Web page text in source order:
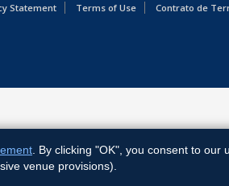
Statement Terms of Use
Contrato de
. By clicking "OK", you consent to our
venue provisions).